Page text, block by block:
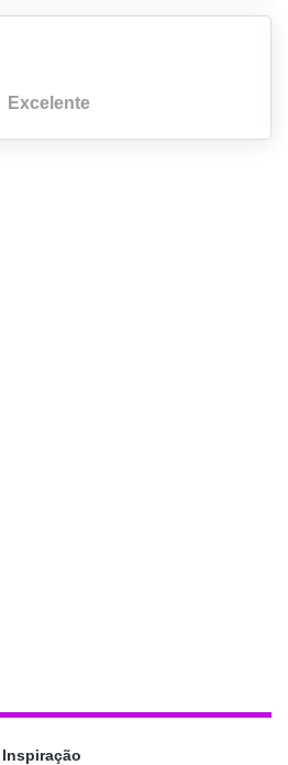
Excelente
Inspiração